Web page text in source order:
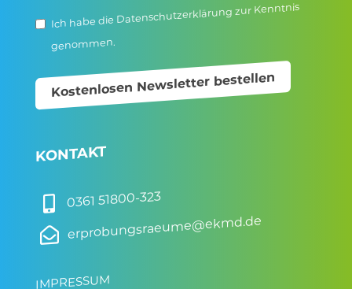
Ich habe die Datenschutzerklärungzur Kenntnis
genommen.
Kostenlosen Newsletter bestellen
KONTAKT
 0361 51800-323
 erprobungsraeume@ekmd.de
IMPRESSUM